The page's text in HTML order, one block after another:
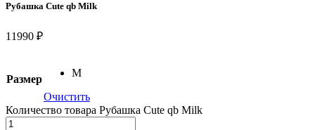
Рубашка Cute qb Milk
11990 ₽
Размер
M
Очистить
Количество товара Рубашка Cute qb Milk